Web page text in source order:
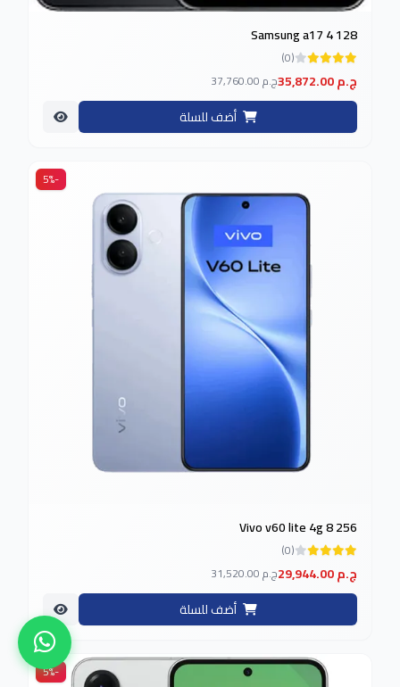
Samsung a17 4 128
(0)
35,872.00 ج.م 37,760.00 ج.م
أضف للسلة
-5%
Vivo v60 lite 4g 8 256
(0)
29,944.00 ج.م 31,520.00 ج.م
أضف للسلة
-5%